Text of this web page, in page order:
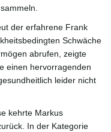
der erfahrene Frank
Schwäche
abrufen, zeigte
einen hervorragenden
leider nicht
kehrte Markus
In der Kategorie